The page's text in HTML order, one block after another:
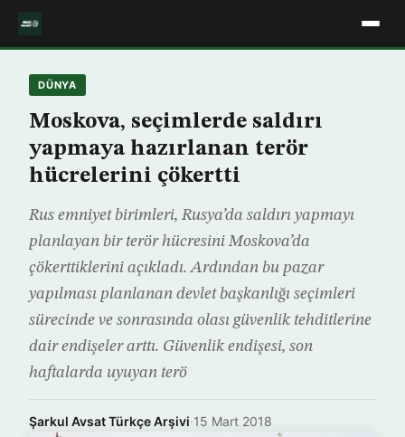
DÜNYA
Moskova, seçimlerde saldırı
yapmaya hazırlanan terör
hücrelerini çökertti
Rus emniyet birimleri, Rusya’da saldırı yapmayı
planlayan bir terör hücresini Moskova’da
çökerttiklerini açıkladı. Ardından bu pazar
yapılması planlanan devlet başkanlığı seçimleri
sürecinde ve sonrasında olası güvenlik tehditlerine
dair endişeler arttı. Güvenlik endişesi, son
haftalarda uyuyan terö
Şarkul Avsat Türkçe Arşivi·15 Mart 2018